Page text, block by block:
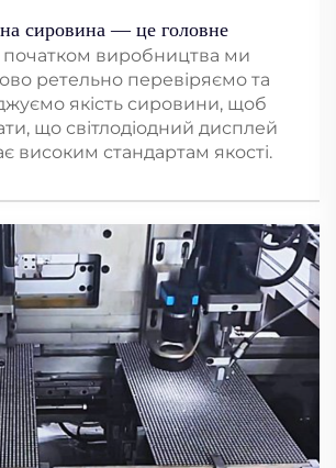
сировина — це головне
виробництва ми
ретельно перевіряємо та
якість сировини, щоб
що світлодіодний дисплей
високим стандартам якості.